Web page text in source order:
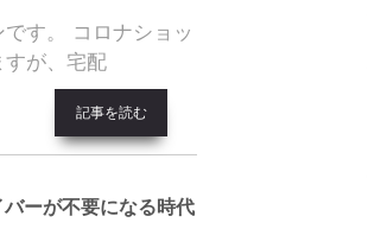
す。 コロナショッ
すが、宅配
記事を読む
バーが不要になる時代